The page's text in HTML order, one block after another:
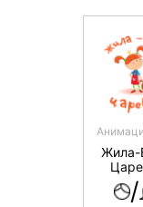
Жила-
/